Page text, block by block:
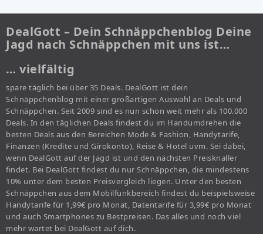
DealGott – Dein Schnäppchenblog Deine
Jagd nach Schnäppchen mit uns ist…
… vielfältig
spare täglich bei über 35 Deals. DealGott ist dein
Schnäppchenblog mit einer großartigen Auswahl an Deals und
Schnäppchen. Seit 2009 sind es nun schon weit mehr als 100.000
Deals. In den täglichen Deals findest du im Handumdrehen die
besten Deals aus den Bereichen Mode & Fashion, Handytarife,
Finanzen (Kredite und Girokonto), Reise & Hotel uvm. Sei dabei,
wenn DealGott auf der Jagd ist und den nächsten Preisknaller
findet. Bei DealGott findest du nur Schnäppchen, die mindestens
10% unter dem besten Preisvergleich liegen. Unter den besten
Schnäppchen aus dem Mobilfunkbereich findest du beispielsweise
Handytarife für 1,99€ pro Monat, Datentarife für 3,99€ pro Monat
und auch Smartphones zu Bestpreisen. Das alles und noch viel
mehr wartet bei DealGott auf dich.